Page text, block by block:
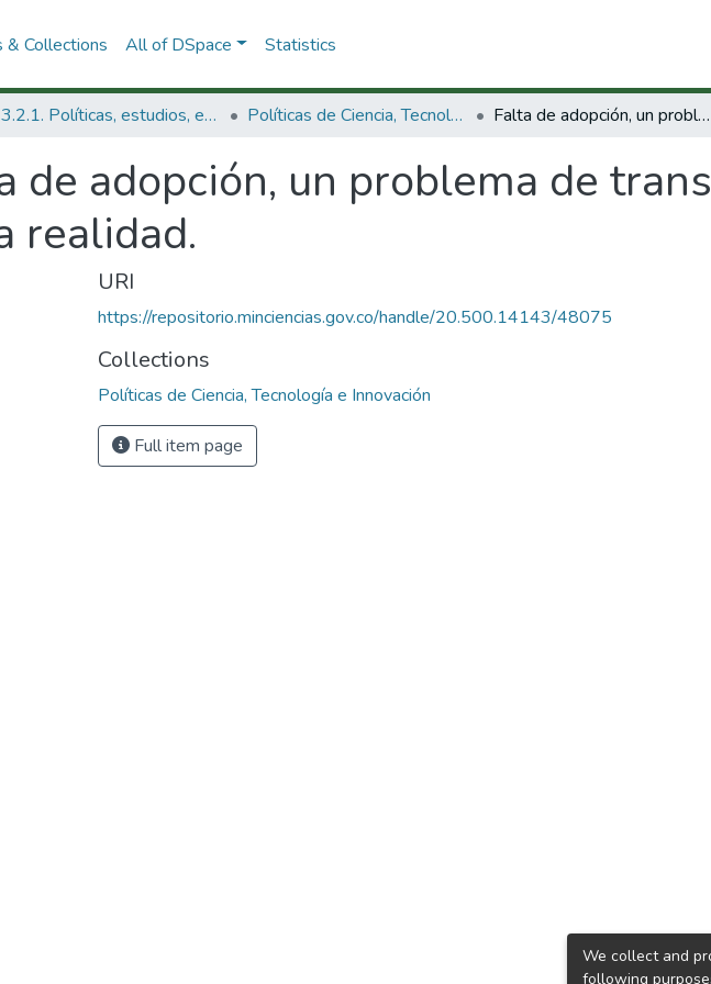
& Collections All of DSpace Statistics
3.2.1. Políticas, estudios, evaluaciones e indicadores de CTeI Políticas de Ciencia, Tecnología e Innovación Falta de adopción, un problema de transferencia: de la opinión a la realidad.
de adopción, un problema de
realidad.
URI
https://repositorio.minciencias.gov.co/handle/20.500.14143/48075
Collections
Políticas de Ciencia, Tecnología e Innovación
Full item page
We collect and
following